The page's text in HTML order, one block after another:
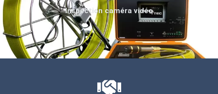
Inspection caméra vidéo